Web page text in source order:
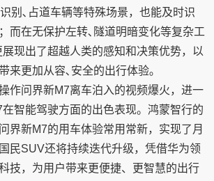
识别､占道车辆等特殊场景，也能及时识
而在无保护左转､隧道明暗变化等复杂工
现出了超越人类的感知和决策优势，以
来更加从容､安全的出行体验｡
作问界新M7离车泊入的视频爆火，进一
智能驾驶方面的出色表现。鸿蒙智行的
界新M7的用车体验常用常新，实现了月
民SUV还将持续迭代升级，凭借华为领
技，为用户带来更便捷、更智慧的出行